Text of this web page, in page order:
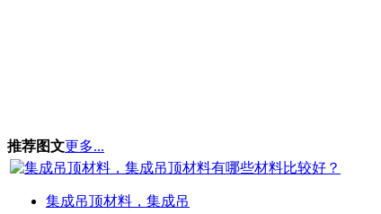
推荐图文更多...
集成吊顶材料，集成吊